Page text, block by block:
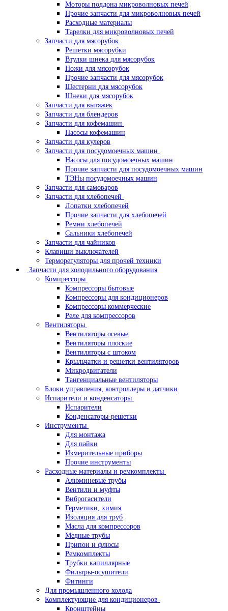
Моторы поддона микроволновых печей
Прочие запчасти для микроволновых печей
Расходные материалы
Тарелки для микроволновых печей
Запчасти для мясорубок
Решетки мясорубки
Втулки шнека для мясорубок
Ножи для мясорубок
Прочие запчасти для мясорубок
Шестерни для мясорубок
Шнеки для мясорубок
Запчасти для вытяжек
Запчасти для блендеров
Запчасти для кофемашин
Насосы кофемашин
Запчасти для кулеров
Запчасти для посудомоечных машин
Насосы для посудомоечных машин
Прочие запчасти для посудомоечных машин
ТЭНы посудомоечных машин
Запчасти для самоваров
Запчасти для хлебопечей
Лопатки хлебопечей
Прочие запчасти для хлебопечей
Ремни хлебопечей
Сальники хлебопечей
Запчасти для чайников
Клавиши выключателей
Терморегуляторы для прочей техники
Запчасти для холодильного оборудования
Компрессоры
Компрессоры бытовые
Компрессоры для кондиционеров
Компрессоры коммерческие
Реле для компрессоров
Вентиляторы
Вентиляторы осевые
Вентиляторы плоские
Вентиляторы с штоком
Крыльчатки и решетки вентиляторов
Микродвигатели
Тангенциальные вентиляторы
Блоки управления, контроллеры и датчики
Испарители и конденсаторы
Испарители
Конденсаторы-решетки
Инструменты
Для монтажа
Для пайки
Измерительные приборы
Прочие инструменты
Расходные материалы и ремкомплекты
Алюминевые трубы
Вентили и муфты
Виброгасители
Герметики, химия
Изоляция для труб
Масла для компрессоров
Медные трубы
Припои и флюсы
Ремкомплекты
Трубки капиллярные
Фильтры-осушители
Фитинги
Для промышленного холода
Комплектующие для кондиционеров
Кронштейны